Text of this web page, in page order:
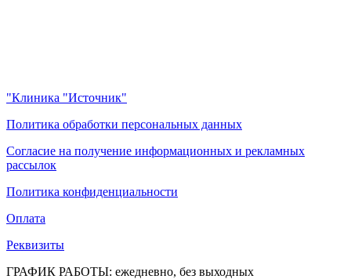
"Клиника "Источник"
Политика обработки персональных данных
Согласие на получение информационных и рекламных
рассылок
Политика конфиденциальности
Оплата
Реквизиты
ГРАФИК РАБОТЫ: ежедневно, без выходных